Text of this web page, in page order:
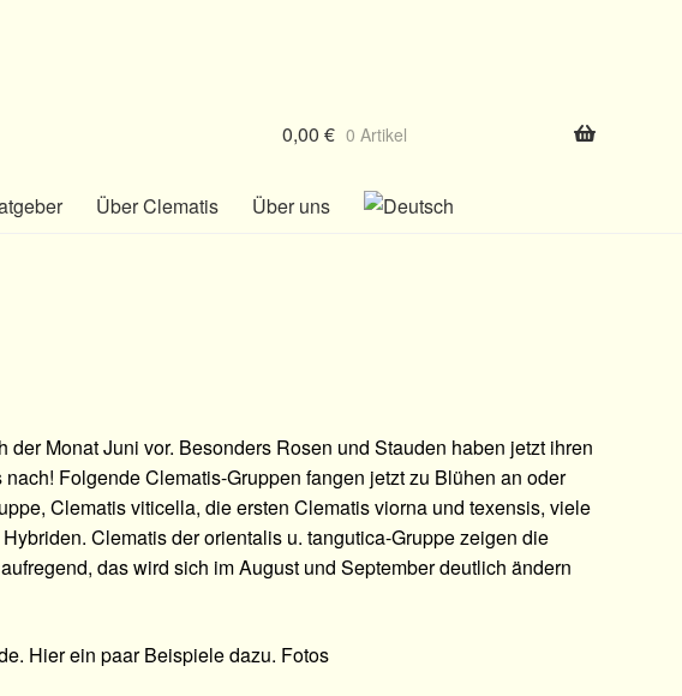
0,00€ 0 Artikel
Über Clematis Über uns
der Monat Juni vor. Besonders Rosen und Stauden haben jetzt ihren
Folgende Clematis-Gruppen fangen jetzt zu Blühen an oder
Clematis viticella, die ersten Clematis viorna und texensis, viele
Clematis der orientalis u. tangutica-Gruppe zeigen die
das wird sich im August und September deutlich ändern
Hier ein paar Beispiele dazu. Fotos